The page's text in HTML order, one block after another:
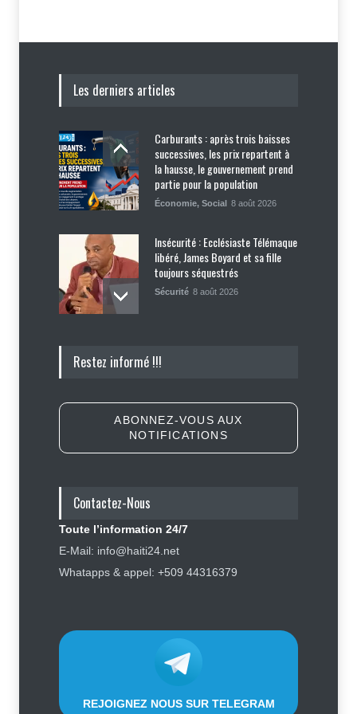
Les derniers articles
Carburants : après trois baisses
successives, les prix repartent à
la hausse, le gouvernement prend
partie pour la population
Économie, Social 8 août 2026
Insécurité : Ecclésiaste Télémaque
libéré, James Boyard et sa fille
toujours séquestrés
Sécurité 8 août 2026
Trump et anti immigration, tombe
Journalisme sportif : l'urgence de
Police nationale : les divisions
internes profitent-elles aux gangs
Restez informé !!!
ABONNEZ-VOUS AUX
NOTIFICATIONS
Contactez-Nous
Toute l’information 24/7
E-Mail: info@haiti24.net
Whatapps & appel: +509 44316379
REJOIGNEZ NOUS SUR TELEGRAM